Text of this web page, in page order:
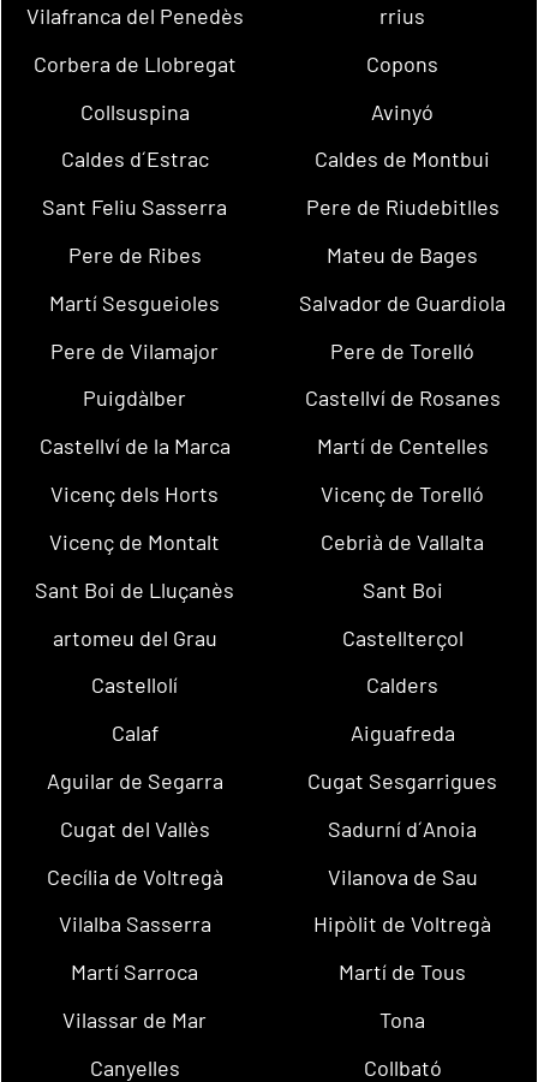
Vilafranca del Penedès
rrius
Corbera de Llobregat
Copons
Collsuspina
Avinyó
Caldes d´Estrac
Caldes de Montbui
Sant Feliu Sasserra
Pere de Riudebitlles
Pere de Ribes
Mateu de Bages
Martí Sesgueioles
Salvador de Guardiola
Pere de Vilamajor
Pere de Torelló
Puigdàlber
Castellví de Rosanes
Castellví de la Marca
Martí de Centelles
Vicenç dels Horts
Vicenç de Torelló
Vicenç de Montalt
Cebrià de Vallalta
Sant Boi de Lluçanès
Sant Boi
artomeu del Grau
Castellterçol
Castellolí
Calders
Calaf
Aiguafreda
Aguilar de Segarra
Cugat Sesgarrigues
Cugat del Vallès
Sadurní d´Anoia
Cecília de Voltregà
Vilanova de Sau
Vilalba Sasserra
Hipòlit de Voltregà
Martí Sarroca
Martí de Tous
Vilassar de Mar
Tona
Canyelles
Collbató